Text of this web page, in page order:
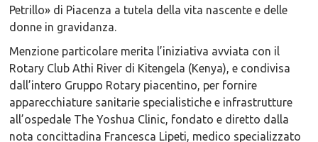
Petrillo» di Piacenza a tutela della vita nascente e delle
donne in gravidanza.
Menzione particolare merita l’iniziativa avviata con il
Rotary Club Athi River di Kitengela (Kenya), e condivisa
dall’intero Gruppo Rotary piacentino, per fornire
apparecchiature sanitarie specialistiche e infrastrutture
all’ospedale The Yoshua Clinic, fondato e diretto dalla
nota concittadina Francesca Lipeti, medico specializzato